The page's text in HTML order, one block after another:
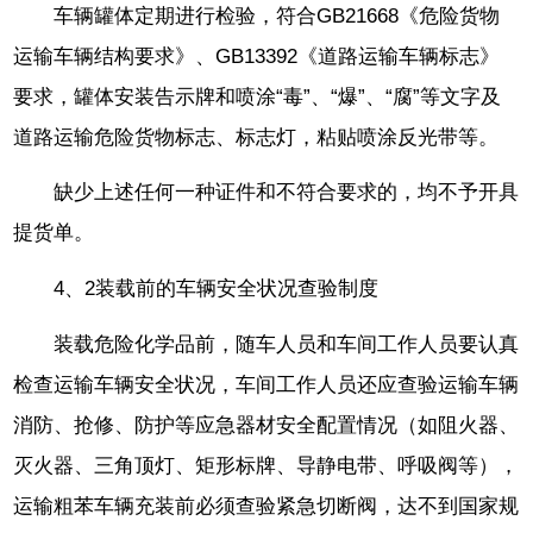
车辆罐体定期进行检验，符合GB21668《危险货物
运输车辆结构要求》、GB13392《道路运输车辆标志》
要求，罐体安装告示牌和喷涂“毒”、“爆”、“腐”等文字及
道路运输危险货物标志、标志灯，粘贴喷涂反光带等。
缺少上述任何一种证件和不符合要求的，均不予开具
提货单。
4、2装载前的车辆安全状况查验制度
装载危险化学品前，随车人员和车间工作人员要认真
检查运输车辆安全状况，车间工作人员还应查验运输车辆
消防、抢修、防护等应急器材安全配置情况（如阻火器、
灭火器、三角顶灯、矩形标牌、导静电带、呼吸阀等），
运输粗苯车辆充装前必须查验紧急切断阀，达不到国家规